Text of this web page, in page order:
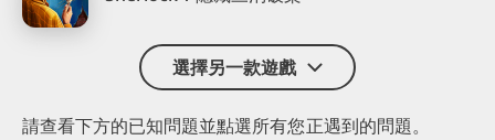
選擇另一款遊戲
請查看下方的已知問題並點選所有您正遇到的問題。